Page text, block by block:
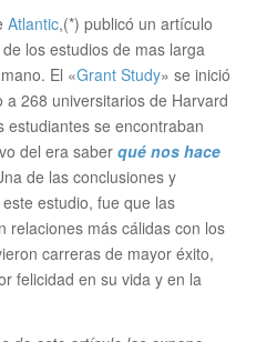
Atlantic,(*) publicó un artículo
los estudios de mas larga
El «Grant Study» se inició
268 universitarios de Harvard
estudiantes se encontraban
del era saberqué nos hace
de las conclusiones y
estudio, fue que las
relaciones más cálidas con los
carreras de mayor éxito,
felicidad en su vida y en la